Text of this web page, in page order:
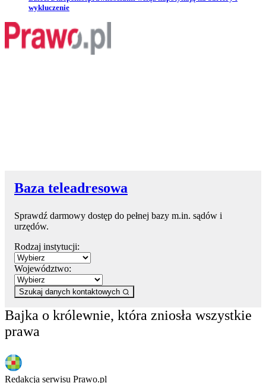
wykluczenie
Baza teleadresowa
Sprawdź darmowy dostęp do pełnej bazy m.in. sądów i
urzędów.
Rodzaj instytucji:
Województwo:
Szukaj danych kontaktowych
Bajka o królewnie, która zniosła wszystkie
prawa
Redakcja serwisu Prawo.pl